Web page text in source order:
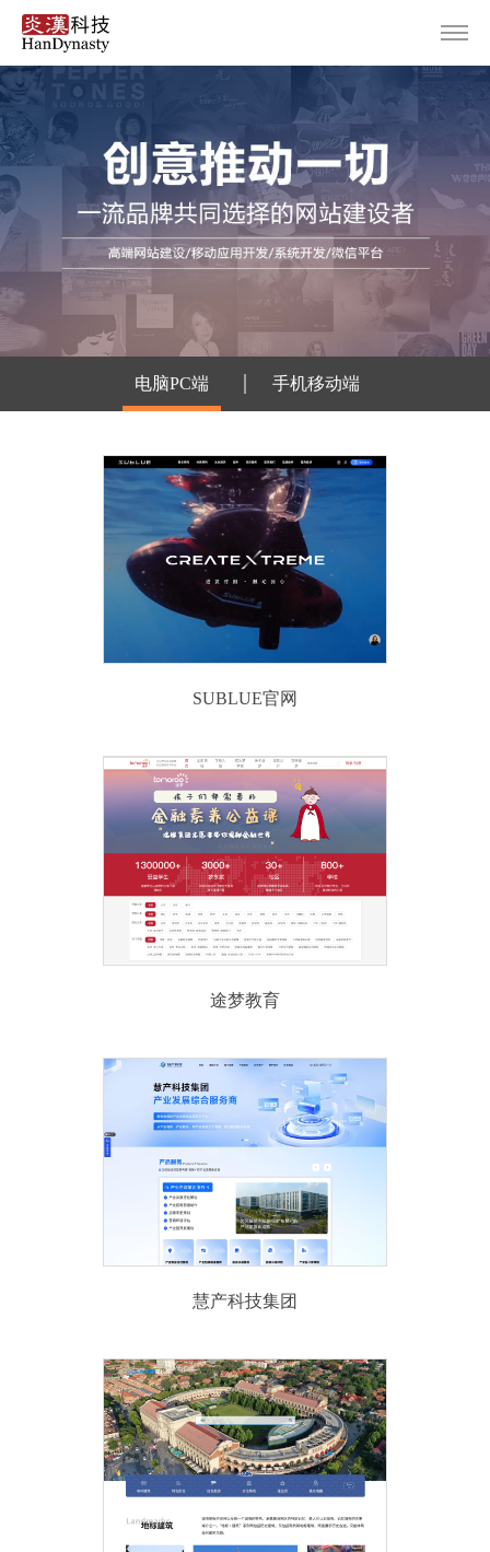
电脑PC端 | 手机移动端
SUBLUE官网
途梦教育
慧产科技集团
服务范围
设计案例
关于炎汉
联系我们